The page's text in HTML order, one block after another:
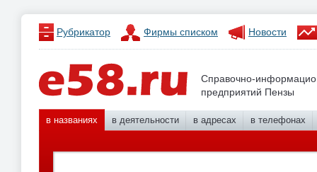
Рубрикатор Фирмы списком Новости
Справочно-
предприятий Пензы
в названиях в деятельности в адресах в телефонах